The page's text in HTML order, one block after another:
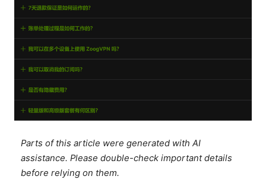
Parts of this article were generated with AI
assistance. Please double-check important details
before relying on them.